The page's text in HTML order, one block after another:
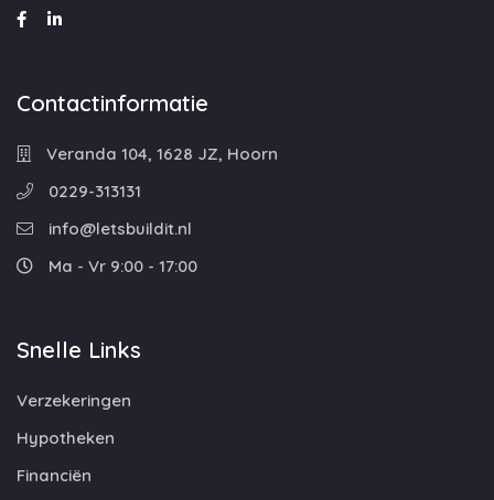
Contactinformatie
Veranda 104, 1628 JZ, Hoorn
0229-313131
info@letsbuildit.nl
Ma - Vr 9:00 - 17:00
Snelle Links
Verzekeringen
Hypotheken
Financiën